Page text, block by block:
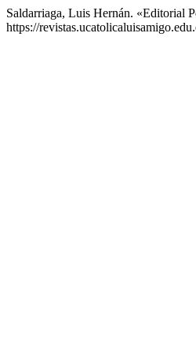
Saldarriaga, Luis Hernán. «Editorial
https://